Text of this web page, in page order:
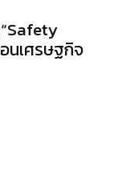
นเศรษฐกิจ